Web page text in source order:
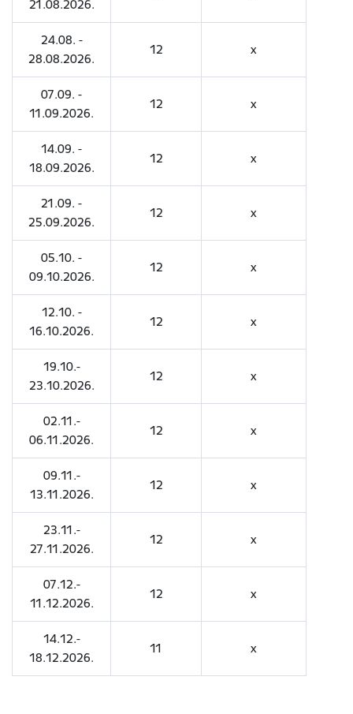
21.08.2026.
24.08. -
28.08.2026.
12 x
07.09. -
11.09.2026.
12 x
14.09. -
18.09.2026.
12 x
21.09. -
25.09.2026.
12 x
05.10. -
09.10.2026.
12 x
12.10. -
16.10.2026.
12 x
19.10.-
23.10.2026.
12 x
02.11.-
06.11.2026.
12 x
09.11.-
13.11.2026.
12 x
23.11.-
27.11.2026.
12 x
07.12.-
11.12.2026.
12 x
14.12.-
18.12.2026.
11 x